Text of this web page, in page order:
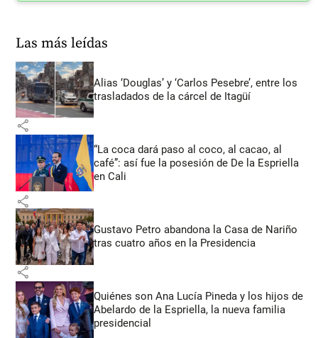
Las más leídas
Alias ‘Douglas’ y ‘Carlos Pesebre’, entre los
trasladados de la cárcel de Itagüí
share
“La coca dará paso al coco, al cacao, al
café”: así fue la posesión de De la Espriella
en Cali
share
Gustavo Petro abandona la Casa de Nariño
tras cuatro años en la Presidencia
share
Quiénes son Ana Lucía Pineda y los hijos de
Abelardo de la Espriella, la nueva familia
presidencial